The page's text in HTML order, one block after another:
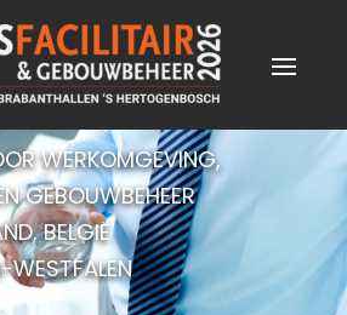
WERKOMGEVING,
GEBOUWBEHEER
BELGIË
WESTFALEN